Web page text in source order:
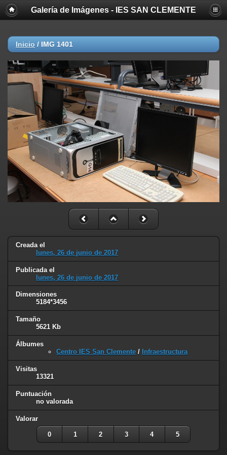
Galería de Imágenes - IES SAN CLEMENTE
Inicio / IMG 1401
Creada el
lunes, 26 de junio de 2017
Publicada el
lunes, 26 de junio de 2017
Dimensiones
5184*3456
Tamaño
5621 Kb
Álbumes
Centro IES San Clemente / Infraestructura
Visitas
13321
Puntuación
no valorada
Valorar
0 1 2 3 4 5